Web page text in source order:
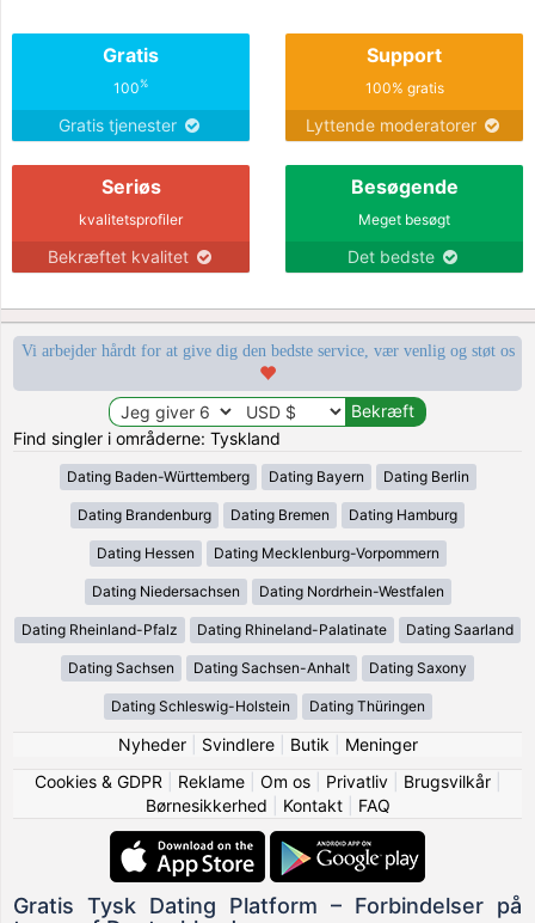
Gratis
100%
Gratis tjenester
Support
100% gratis
Lyttende moderatorer
Seriøs
kvalitetsprofiler
Bekræftet kvalitet
Besøgende
Meget besøgt
Det bedste
Vi arbejder hårdt for at give dig den bedste service, vær venlig og støt os
Find singler i områderne: Tyskland
Dating Baden-Württemberg Dating Bayern Dating Berlin
Dating Brandenburg Dating Bremen Dating Hamburg
Dating Hessen Dating Mecklenburg-Vorpommern
Dating Niedersachsen Dating Nordrhein-Westfalen
Dating Rheinland-Pfalz Dating Rhineland-Palatinate Dating Saarland
Dating Sachsen Dating Sachsen-Anhalt Dating Saxony
Dating Schleswig-Holstein Dating Thüringen
Nyheder| Svindlere| Butik
Meninger
Cookies & GDPR
Reklame| Om os| Privatliv| Brugsvilkår|
Børnesikkerhed
Kontakt| FAQ
Gratis Tysk Dating Platform – Forbindelser på